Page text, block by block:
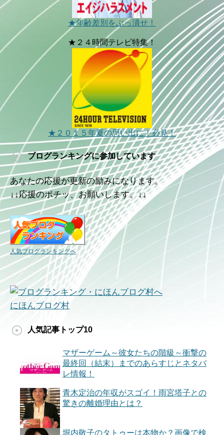
★年齢差別をぶっ潰せ！
★２４時間テレビ特集！
★２０１５年夏の思い出に！必見！
ブログランキングに参加しています
あなたの応援が更新の励みになります。
↓↓応援のポチッ、お願いします。↓↓
人気ブログランキングへ
にほんブログ村
人気記事トップ10
マザーゲーム～彼女たちの階級～衝撃の
最終回（結末）までのあらすじとネタバ
レ情報！
青木定治の年収がスゴイ！雨宮塔子との
驚きの離婚理由とは？
堀内敬子のタトゥーは本物か？画像で検